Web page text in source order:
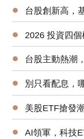
● 台股創新高，基
● 2026 投資四
● 台股主動熱潮，你
● 別只看配息，哪些
● 美股ETF搶發潮，
● AI領軍，科技